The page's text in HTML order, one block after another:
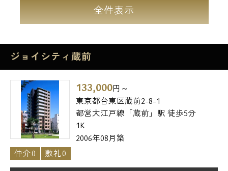
全件表示
ジョイシティ蔵前
133,000円～
東京都台東区蔵前2-8-1
都営大江戸線「蔵前」駅 徒歩5分
1K
2006年08月築
仲介0
敷礼0